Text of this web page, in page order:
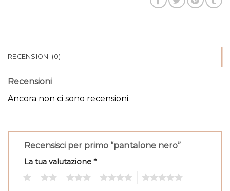
RECENSIONI (0)
Recensioni
Ancora non ci sono recensioni.
Recensisci per primo “pantalone nero”
La tua valutazione *